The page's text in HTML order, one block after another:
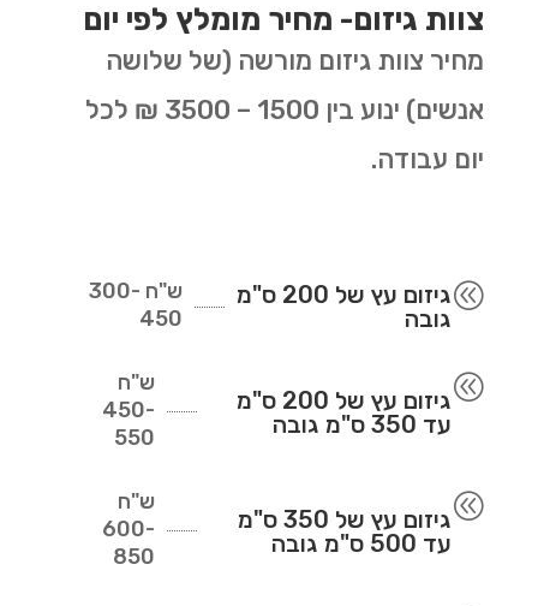
צוות גיזום- מחיר מומלץ לפי יום
מחיר צוות גיזום מורשה (של שלושה
אנשים) ינוע בין 1500 – 3500 ₪ לכל
יום עבודה.
@
גיזום עץ של 200 ס"מ
גובה
ש"ח 300-
450
@
גיזום עץ של 200 ס"מ
עד 350 ס"מ גובה
ש"ח
450-
550
@
גיזום עץ של 350 ס"מ
עד 500 ס"מ גובה
ש"ח
600-
850